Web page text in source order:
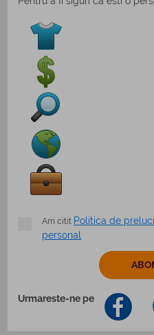
Am citit Politica de
personal
Urmareste-ne pe